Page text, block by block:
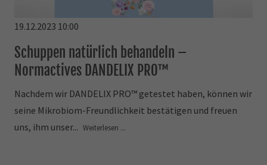
19.12.2023 10:00
Schuppen natürlich behandeln –
Normactives DANDELIX PRO™
Nachdem wir DANDELIX PRO™ getestet haben, können wir
seine Mikrobiom-Freundlichkeit bestätigen und freuen
uns, ihm unser... Weiterlesen ...